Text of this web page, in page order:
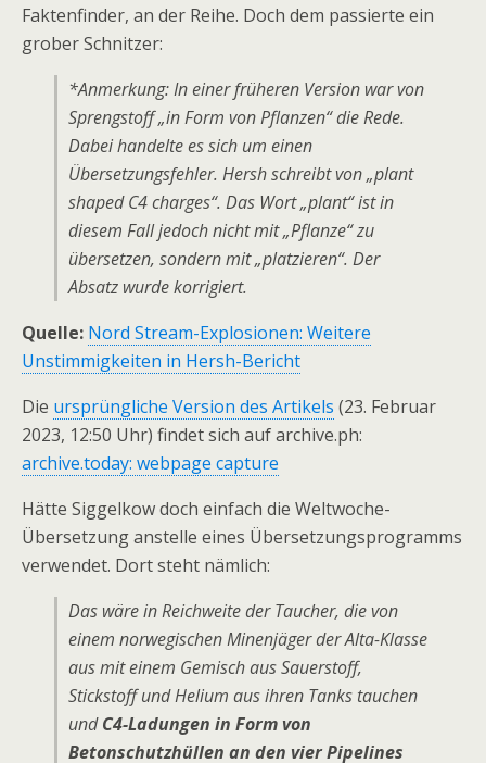
Faktenfinder, an der Reihe. Doch dem passierte ein
grober Schnitzer:
*Anmerkung: In einer früheren Version war von
Sprengstoff „in Form von Pflanzen“ die Rede.
Dabei handelte es sich um einen
Übersetzungsfehler. Hersh schreibt von „plant
shaped C4 charges“. Das Wort „plant“ ist in
diesem Fall jedoch nicht mit „Pflanze“ zu
übersetzen, sondern mit „platzieren“. Der
Absatz wurde korrigiert.
Quelle: Nord Stream-Explosionen: Weitere
Unstimmigkeiten in Hersh-Bericht
Die ursprüngliche Version des Artikels (23. Februar
2023, 12:50 Uhr) findet sich auf archive.ph:
archive.today: webpage capture
Hätte Siggelkow doch einfach die Weltwoche-
Übersetzung anstelle eines Übersetzungsprogramms
verwendet. Dort steht nämlich:
Das wäre in Reichweite der Taucher, die von
einem norwegischen Minenjäger der Alta-Klasse
aus mit einem Gemisch aus Sauerstoff,
Stickstoff und Helium aus ihren Tanks tauchen
undC4-Ladungen in Form von
Betonschutzhüllen an den vier Pipelines